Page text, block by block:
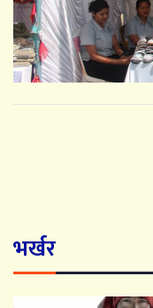
भर्खर